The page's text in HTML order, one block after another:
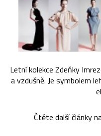
Letní kolekce Zdeňky
a vzdušně. Je symbolem
Čtěte další články